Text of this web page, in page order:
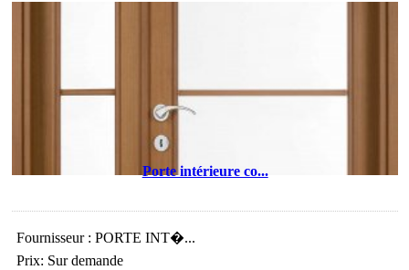
Porte intérieure co...
Fournisseur : PORTE INT�...
Prix: Sur demande